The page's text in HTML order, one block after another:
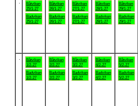
Båtviken
25/1-27
Badviken
25/1-27
Båtviken
26/1-27
Badviken
26/1-27
Båtviken
27/1-27
Badviken
27/1-27
Båtviken
28/1-27
Badviken
28/1-27
Båtviken
29/1-27
Badviken
29/1-27
Båtviken
1/2-27
Badviken
1/2-27
Båtviken
2/2-27
Badviken
2/2-27
Båtviken
3/2-27
Badviken
3/2-27
Båtviken
4/2-27
Badviken
4/2-27
Båtviken
5/2-27
Badviken
5/2-27